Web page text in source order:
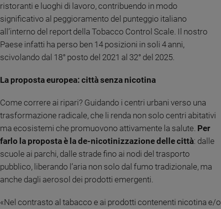
Vai
Video
Podcast
Privacy
Policy
ristoranti e luoghi di lavoro, contribuendo in modo
significativo al peggioramento del punteggio italiano
all’interno del report della Tobacco Control Scale. Il nostro
Paese infatti ha perso ben 14 posizioni in soli 4 anni,
scivolando dal 18° posto del 2021 al 32° del 2025.
La proposta europea: città senza nicotina
Come correre ai ripari? Guidando i centri urbani verso una
trasformazione radicale, che li renda non solo centri abitativi
ma ecosistemi che promuovono attivamente la salute. Per
farlo la proposta è la de-nicotinizzazione delle città: dalle
scuole ai parchi, dalle strade fino ai nodi del trasporto
pubblico, liberando l’aria non solo dal fumo tradizionale, ma
anche dagli aerosol dei prodotti emergenti.
«Nel contrasto al tabacco e ai prodotti contenenti nicotina e/o